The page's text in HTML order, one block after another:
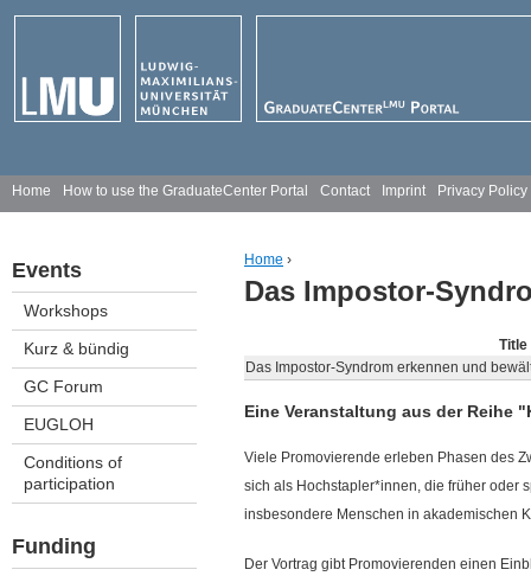
Jump to navigation
Events
Workshops
Kurz & bündig
GC Forum
EUGLOH
Conditions of
participation
Funding
You are here
Home ›
Das Impostor-
Title
Das Impostor-Syndrom erkennen und
Eine Veranstaltung aus der Reihe
Viele Promovierende erleben Phasen des
sich als Hochstapler*innen, die früher oder
insbesondere Menschen in akademischen
Der Vortrag gibt Promovierenden einen
M
i
m
e
n
Home How to use the GraduateCenter Portal Contact Imprint Privacy Policy